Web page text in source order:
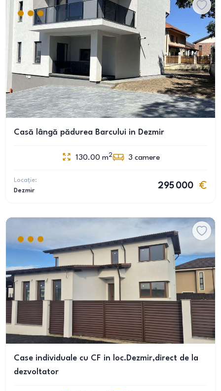
Casă lângă pădurea Barcului in Dezmir
130.00 m2 3 camere
Locație:
Dezmir
295 000
Case individuale cu CF in loc.Dezmir,direct de la
dezvoltator